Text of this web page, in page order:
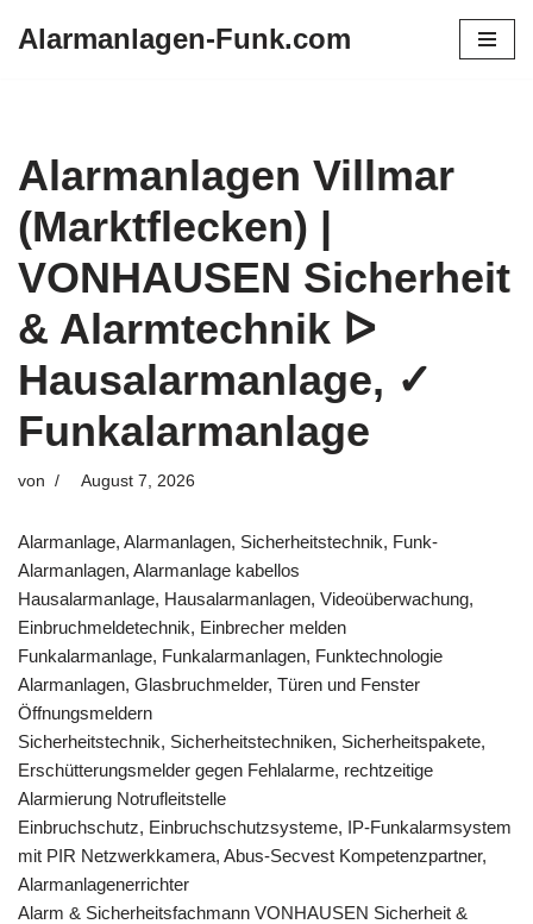
Alarmanlagen-Funk.com
Alarmanlagen Villmar
(Marktflecken) |
VONHAUSEN Sicherheit
& Alarmtechnik ᐅ
Hausalarmanlage, ✓
Funkalarmanlage
von August 7, 2026
Alarmanlage, Alarmanlagen, Sicherheitstechnik, Funk-
Alarmanlagen, Alarmanlage kabellos
Hausalarmanlage, Hausalarmanlagen, Videoüberwachung,
Einbruchmeldetechnik, Einbrecher melden
Funkalarmanlage, Funkalarmanlagen, Funktechnologie
Alarmanlagen, Glasbruchmelder, Türen und Fenster
Öffnungsmeldern
Sicherheitstechnik, Sicherheitstechniken, Sicherheitspakete,
Erschütterungsmelder gegen Fehlalarme, rechtzeitige
Alarmierung Notrufleitstelle
Einbruchschutz, Einbruchschutzsysteme, IP-Funkalarmsystem
mit PIR Netzwerkkamera, Abus-Secvest Kompetenzpartner,
Alarmanlagenerrichter
Alarm & Sicherheitsfachmann VONHAUSEN Sicherheit &